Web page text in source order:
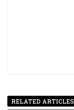
RELATED ARTICLES